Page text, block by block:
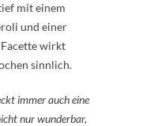
mit einem
und einer
wirkt
sinnlich.
immer auch eine
nur wunderbar,